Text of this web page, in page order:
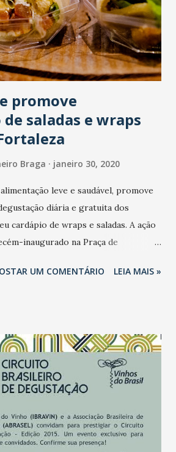
promove
saladas e wraps
Braga janeiro 30, 2020
leve e saudável, promove
diária e gratuita dos
cardápio de wraps e saladas. A ação
inaugurado na Praça de
em dois horários: 11 às 14
carne do sol. Terça: salada caprese e
carne do sol e wrap caprese.
levinha e wrap caesar. Sexta: salada
do sol. Sábado: salada caprese e
- Criada há sete meses com
pela renomada chef Bia
até então, disponibilizava seus
UM COMENTÁRIO LEIA MAIS »